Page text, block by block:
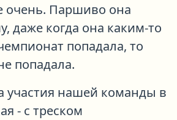
очень. Паршиво она
даже когда она каким-то
попадала, то
попадала.
участия нашей команды в
- с треском